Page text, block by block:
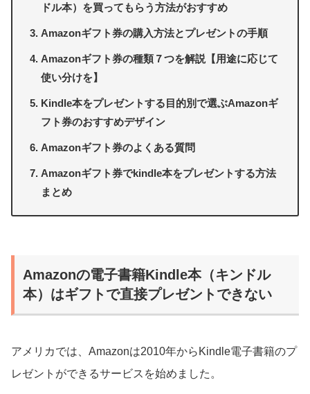
ドル本）を買ってもらう方法がおすすめ
Amazonギフト券の購入方法とプレゼントの手順
Amazonギフト券の種類７つを解説【用途に応じて
使い分けを】
Kindle本をプレゼントする目的別で選ぶAmazonギ
フト券のおすすめデザイン
Amazonギフト券のよくある質問
Amazonギフト券でkindle本をプレゼントする方法
まとめ
Amazonの電子書籍Kindle本（キンドル
本）はギフトで直接プレゼントできない
アメリカでは、Amazonは2010年からKindle電子書籍のプ
レゼントができるサービスを始めました。